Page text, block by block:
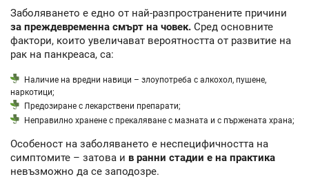
Заболяването е едно от най-разпространените причини
за преждевременна смърт на човек. Сред основните
фактори, които увеличават вероятността от развитие на
рак на панкреаса, са:
Наличие на вредни навици – злоупотреба с алкохол, пушене,
наркотици;
Предозиране с лекарствени препарати;
Неправилно хранене с прекаляване с мазната и с пържената храна;
Особеност на заболяването е неспецифичността на
симптомите – затова и в ранни стадии е на практика
невъзможно да се заподозре.